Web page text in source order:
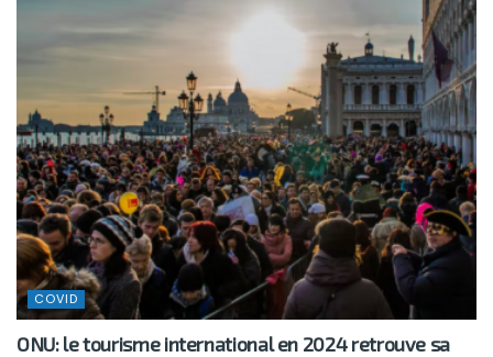
COVID
ONU: le tourisme international en 2024 retrouve sa